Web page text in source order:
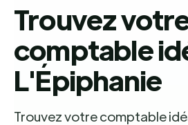
Trouvez
comptable
L'Épiphanie
Trouvez votre comptable